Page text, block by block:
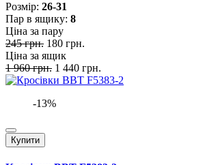
Розмiр: 26-31
Пар в ящику: 8
Ціна за пару
245 грн. 180 грн.
Ціна за ящик
1 960 грн. 1 440 грн.
-13%
Купити